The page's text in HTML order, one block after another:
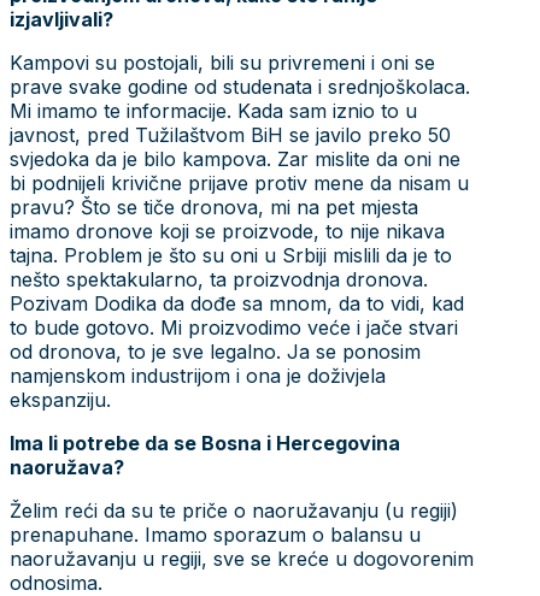
izjavljivali?
Kampovi su postojali, bili su privremeni i oni se
prave svake godine od studenata i srednjoškolaca.
Mi imamo te informacije. Kada sam iznio to u
javnost, pred Tužilaštvom BiH se javilo preko 50
svjedoka da je bilo kampova. Zar mislite da oni ne
bi podnijeli krivične prijave protiv mene da nisam u
pravu? Što se tiče dronova, mi na pet mjesta
imamo dronove koji se proizvode, to nije nikava
tajna. Problem je što su oni u Srbiji mislili da je to
nešto spektakularno, ta proizvodnja dronova.
Pozivam Dodika da dođe sa mnom, da to vidi, kad
to bude gotovo. Mi proizvodimo veće i jače stvari
od dronova, to je sve legalno. Ja se ponosim
namjenskom industrijom i ona je doživjela
ekspanziju.
Ima li potrebe da se Bosna i Hercegovina
naoružava?
Želim reći da su te priče o naoružavanju (u regiji)
prenapuhane. Imamo sporazum o balansu u
naoružavanju u regiji, sve se kreće u dogovorenim
odnosima.